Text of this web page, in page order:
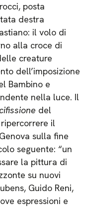
posta
destra
il volo di
alla croce di
creature
dell’imposizione
Bambino e
nella luce. Il
del
il
sulla fine
seguente: “un
la pittura di
su nuovi
Guido Reni,
espressioni e